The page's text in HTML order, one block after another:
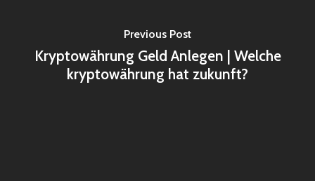
Previous Post
Kryptowährung Geld Anlegen | Welche
kryptowährung hat zukunft?